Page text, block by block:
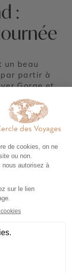
:
un beau
par partir à
Gorge et
une
d’eau
route, qui
vue
vous avez
la planche à
la Fruit
vous mène
le plus
les
randonnées.
la
sauvages
le Crater